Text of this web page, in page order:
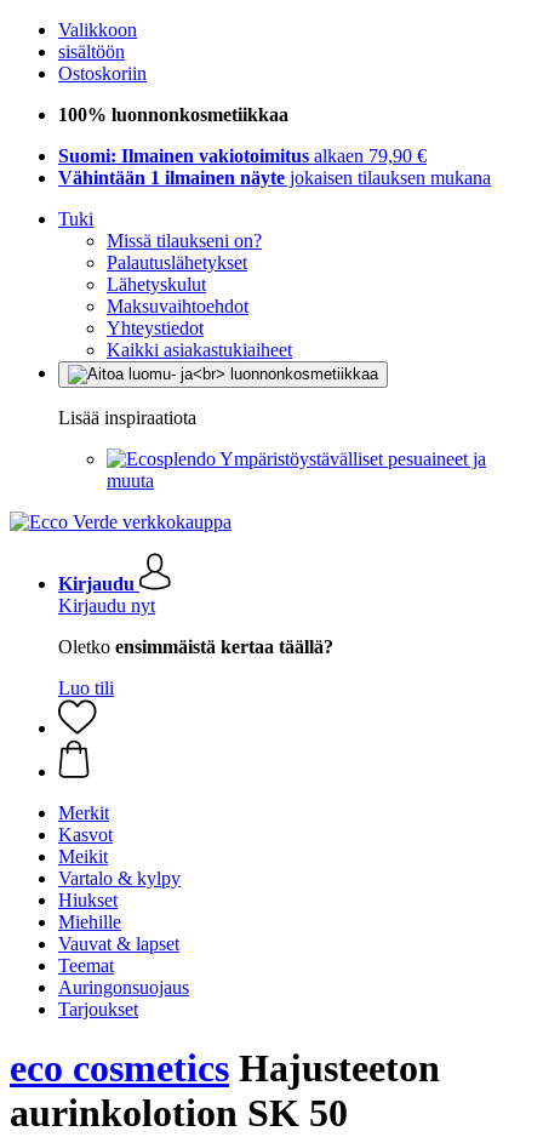
Valikkoon
sisältöön
Ostoskoriin
100% luonnonkosmetiikkaa
Suomi: Ilmainen vakiotoimitus alkaen 79,90 €
Vähintään 1 ilmainen näyte jokaisen tilauksen mukana
Tuki
Missä tilaukseni on?
Palautuslähetykset
Lähetyskulut
Maksuvaihtoehdot
Yhteystiedot
Kaikki asiakastukiaiheet
Lisää inspiraatiota
Ympäristöystävälliset pesuaineet ja
muuta
Kirjaudu
Kirjaudu nyt
Oletko ensimmäistä kertaa täällä?
Luo tili
Merkit
Kasvot
Meikit
Vartalo & kylpy
Hiukset
Miehille
Vauvat & lapset
Teemat
Auringonsuojaus
Tarjoukset
eco cosmetics Hajusteeton
aurinkolotion SK 50